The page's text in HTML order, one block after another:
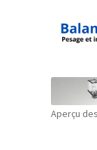
Aller
Aller
Mon
Aperçu